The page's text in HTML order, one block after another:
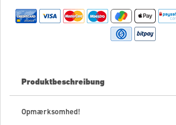
Produktbeschreibung
Opmærksomhed!